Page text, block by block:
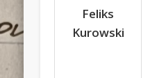
Feliks
Kurowski